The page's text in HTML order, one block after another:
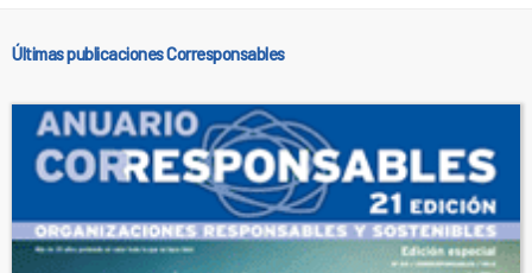
Últimas publicaciones Corresponsables